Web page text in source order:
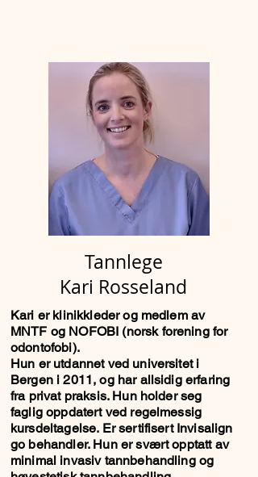
TANNLEGENE
Tannlege
Kari Rosseland
Kari er klinikkleder og medlem av
MNTF og NOFOBI (norsk forening for
odontofobi).
Hun er utdannet ved universitet i
Bergen i 2011, og har allsidig erfaring
fra privat praksis. Hun holder seg
faglig oppdatert ved regelmessig
kursdeltagelse. Er sertifisert Invisalign
go behandler. Hun er svært opptatt av
minimal invasiv tannbehandling og